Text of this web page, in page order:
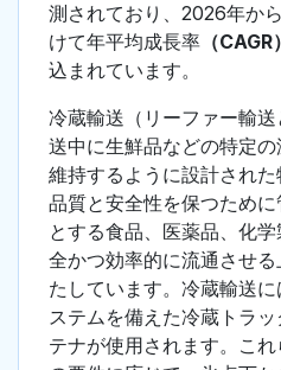
測されており、2026年か
けて年平均成長率 （
込まれています。
冷蔵輸送（リーファー輸
送中に生鮮品などの特定
維持するように設計された
品質と安全性を保つため
とする食品、医薬品、化
全かつ効率的に流通させ
たしています。冷蔵輸送
ステムを備えた冷蔵トラ
テナが使用されます。こ